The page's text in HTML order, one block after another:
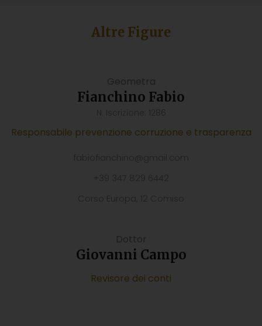
Altre Figure
Fianchino Fabio
Responsabile prevenzione corruzione e trasparenza
Giovanni Campo
Revisore dei conti